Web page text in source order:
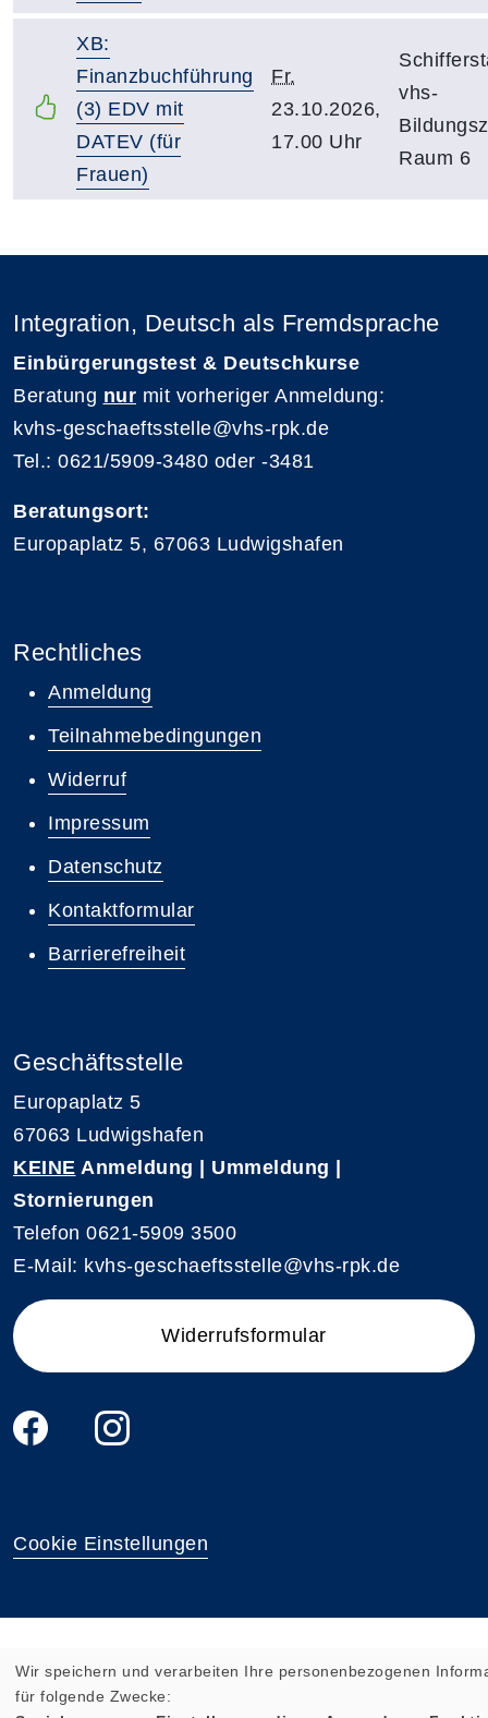
XB:
Finanzbuchführung
(3) EDV mit
DATEV (für
Frauen)
Fr.
23.10.2026,
17.00 Uhr
vhs-
Raum 6
Integration, Deutsch als Fremdsprache
Einbürgerungstest & Deutschkurse
Beratung nur mit vorheriger Anmeldung:
kvhs-geschaeftsstelle@vhs-rpk.de
Tel.: 0621/5909-3480 oder -3481
Beratungsort:
Europaplatz 5, 67063 Ludwigshafen
Rechtliches
Anmeldung
Teilnahmebedingungen
Widerruf
Impressum
Datenschutz
Kontaktformular
Barrierefreiheit
Geschäftsstelle
Europaplatz 5
67063 Ludwigshafen
KEINE Anmeldung | Ummeldung |
Stornierungen
Telefon 0621-5909 3500
E-Mail: kvhs-geschaeftsstelle@vhs-rpk.de
Widerrufsformular
Cookie Einstellungen
Wir speichern und verarbeiten Ihre personenbezogenen
für folgende Zwecke: